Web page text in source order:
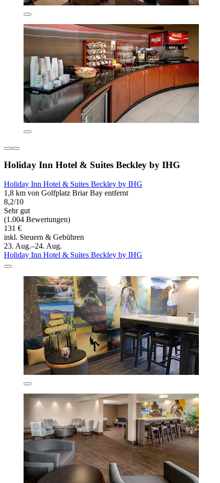
Holiday Inn Hotel & Suites Beckley by IHG
Holiday Inn Hotel & Suites Beckley by IHG
1,8 km von Golfplatz Briar Bay entfernt
8,2/10
Sehr gut
(1.004 Bewertungen)
131 €
inkl. Steuern & Gebühren
23. Aug.–24. Aug.
Holiday Inn Hotel & Suites Beckley by IHG